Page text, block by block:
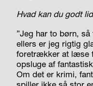
Hvad kan du godt
”Jeg har to børn,
ellers er jeg rigtig
foretrækker at læse
opsluge af
Om det er krimi,